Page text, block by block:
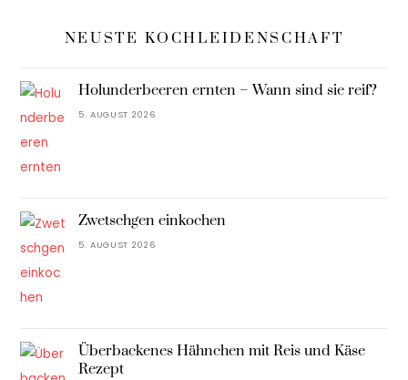
NEUSTE KOCHLEIDENSCHAFT
Holunderbeeren ernten – Wann sind sie reif?
5. AUGUST 2026
Zwetschgen einkochen
5. AUGUST 2026
Überbackenes Hähnchen mit Reis und Käse
Rezept